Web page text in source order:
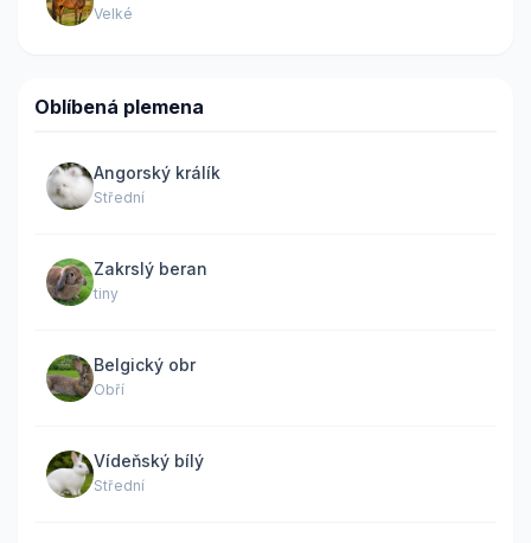
Velké
Oblíbená plemena
Angorský králík
Střední
Zakrslý beran
tiny
Belgický obr
Obří
Vídeňský bílý
Střední